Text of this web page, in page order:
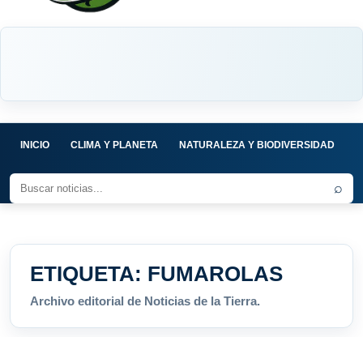
INICIO CLIMA Y PLANETA NATURALEZA Y BIODIVERSIDAD
⌕
ETIQUETA: FUMAROLAS
Archivo editorial de Noticias de la Tierra.